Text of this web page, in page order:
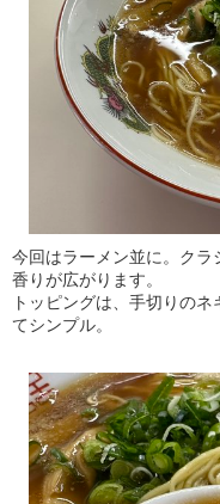
今回はラーメン並に。ク
香りが広がります。
トッピングは、手切りの
てシンプル。